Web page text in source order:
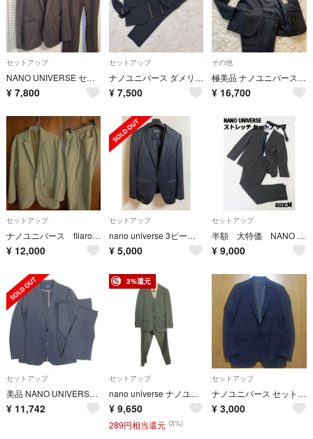
セットアップ
NANO UNIVERSE セットアップ
¥ 7,800
セットアップ
ナノユニバース ダメリーノ SOLOTEX ストレッチスーツ M
¥ 7,500
その他
極美品 ナノユニバース カジュアルスーツ ウール セットアップ Lサイズ 黒
¥ 16,700
セットアップ
ナノユニバース filarossa セットアップ
¥ 12,000
セットアップ
nano universe 3ピース セットアップスーツ
¥ 5,000
セットアップ
半額 大特価 NANO UNIVERSE ストレッチセットアップ M 濃灰 メン
¥ 9,000
セットアップ
美品 NANO UNIVERSE ナノユニバース Damerino ダメリーノ ストレッチ スーツ セットアップ ジャケット パンツ XL グレー メンズ 古着 中古 USED
¥ 11,742
3%還元
セットアップ
nano universe ナノユニバース ジャージストレッチセットアップ サイズ:4674 コットン×ポリエステル カーキ メンズ / 240001179998
¥ 9,650
289円相当還元 (3%)
セットアップ
ナノユニバース セットアップ
¥ 3,000